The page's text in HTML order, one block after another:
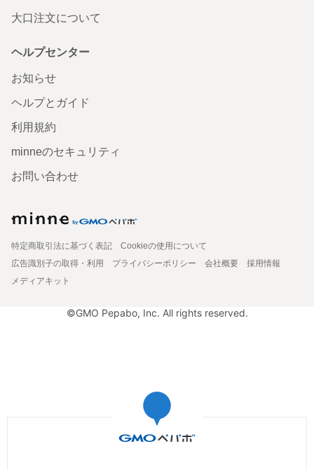
大口注文について
ヘルプセンター
お知らせ
ヘルプとガイド
利用規約
minneのセキュリティ
お問い合わせ
特定商取引法に基づく表記
Cookieの使用について
広告識別子の取得・利用
プライバシーポリシー 会社概要
採用情報
メディアキット
©GMO Pepabo, Inc. All rights reserved.